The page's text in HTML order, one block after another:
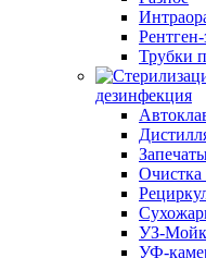
Трубки
дезинфекция
Очистка
УЗ-
УФ-